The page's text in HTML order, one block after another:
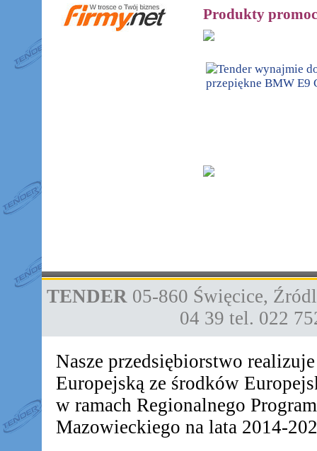
Produkty
TENDER 05-860 Święcice,
04 39 tel. 022
Nasze przedsiębiorstwo
Europejską ze środków
w ramach Regionalnego
Mazowieckiego na lata 2014-